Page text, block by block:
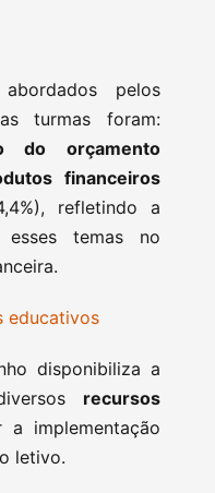
pelos
turmas foram:
do orçamento
financeiros
refletindo a
esses temas no
educativos
disponibiliza a
recursos
a implementação
letivo.